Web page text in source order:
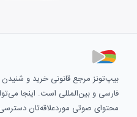
بیپ‌تونز مرجع قانونی خرید و
فارسی و بین‌المللی است. اینجا
محتوای صوتی موردعلاقه‌تان